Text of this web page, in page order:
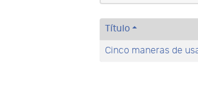
Título
Cinco maneras de